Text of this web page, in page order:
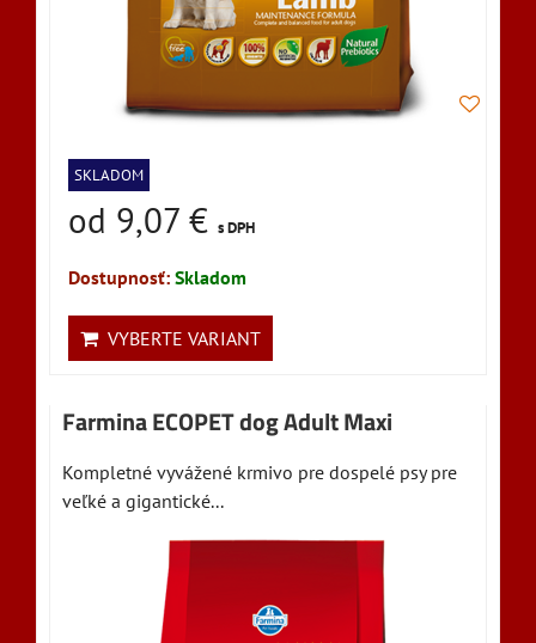
SKLADOM
od 9,07 € s DPH
Dostupnosť: Skladom
VYBERTE VARIANT
Farmina ECOPET dog Adult Maxi
Kompletné vyvážené krmivo pre dospelé psy pre
veľké a gigantické...